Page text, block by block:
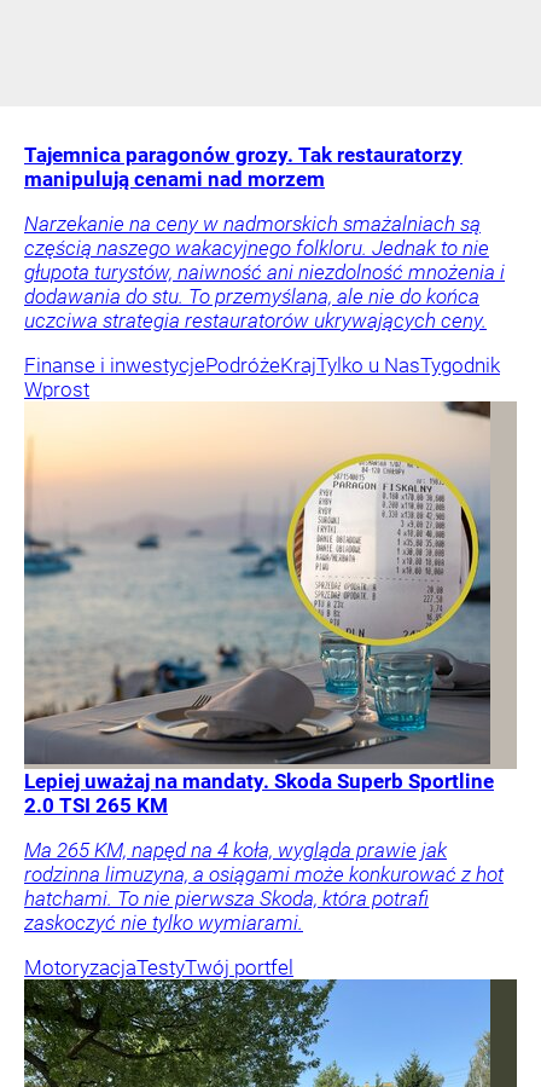
Tajemnica paragonów grozy. Tak restauratorzy
manipulują cenami nad morzem
Narzekanie na ceny w nadmorskich smażalniach są
częścią naszego wakacyjnego folkloru. Jednak to nie
głupota turystów, naiwność ani niezdolność mnożenia i
dodawania do stu. To przemyślana, ale nie do końca
uczciwa strategia restauratorów ukrywających ceny.
Finanse i inwestycjePodróżeKrajTylko u NasTygodnik
Wprost
Lepiej uważaj na mandaty. Skoda Superb Sportline
2.0 TSI 265 KM
Ma 265 KM, napęd na 4 koła, wygląda prawie jak
rodzinna limuzyna, a osiągami może konkurować z hot
hatchami. To nie pierwsza Skoda, która potrafi
zaskoczyć nie tylko wymiarami.
MotoryzacjaTestyTwój portfel